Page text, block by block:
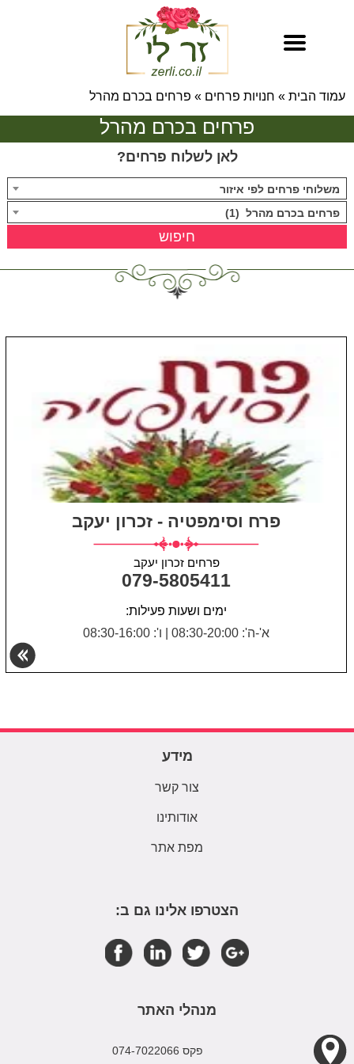
עמוד הבית » חנויות פרחים » פרחים בכרם מהרל
פרחים בכרם מהרל
לאן לשלוח פרחים?
משלוחי פרחים לפי איזור
פרחים בכרם מהרל (1)
פרח וסימפטיה - זכרון יעקב
פרחים זכרון יעקב
079-5805411
ימים ושעות פעילות:
א'-ה': 08:30-20:00
ו': 08:30-16:00
מידע
צור קשר
אודותינו
מפת אתר
הצטרפו אלינו גם ב:
מנהלי האתר
פקס 074-7022066